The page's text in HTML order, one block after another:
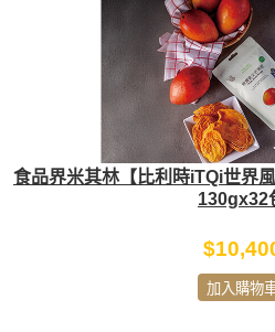
食品界米其林【比利時iTQi世界
130gx32
加入購物